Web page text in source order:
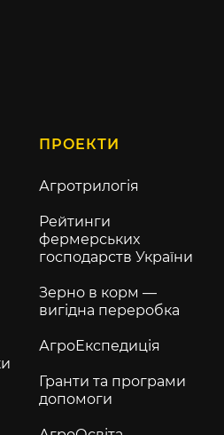
ПРОЕКТИ
Агротрилогія
Рейтинги
фермерських
господарств України
Зерно в корм —
вигідна переробка
АгроЕкспедиція
Гранти та програми
допомоги